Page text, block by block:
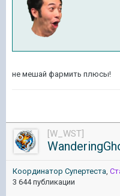
не мешай фармить плюсы!
[W_WST]
Координатор Cупертеста,
3 644 публикации